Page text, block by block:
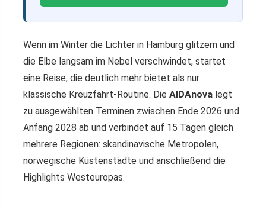
Wenn im Winter die Lichter in Hamburg glitzern und
die Elbe langsam im Nebel verschwindet, startet
eine Reise, die deutlich mehr bietet als nur
klassische Kreuzfahrt-Routine. Die AIDAnova legt
zu ausgewählten Terminen zwischen Ende 2026 und
Anfang 2028 ab und verbindet auf 15 Tagen gleich
mehrere Regionen: skandinavische Metropolen,
norwegische Küstenstädte und anschließend die
Highlights Westeuropas.